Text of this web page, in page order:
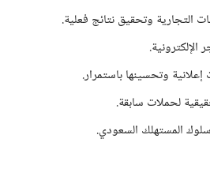
التجارية وتحقيق نتائج فعلية.
وتحسينها باستمرار.
لحملات سابقة.
المستهلك السعودي.